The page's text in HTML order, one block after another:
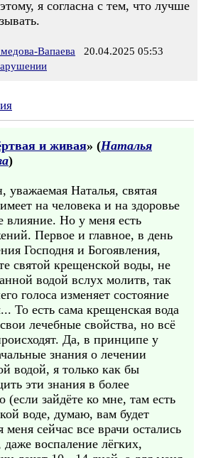
я согласна с тем, что лучше
Вапаева 20.04.2025 05:53
и живая» (Наталья
)
уважаемая Наталья, святая
на человека и на здоровье
влияние. Но у меня есть
Первое и главное, в день
Господня и Богоявления,
святой крещенской воды, не
водой вслух молитв, так
голоса изменяет состояние
То есть сама крещенская вода
лечебные свойства, но всё
Да, в принципе у
знания о лечении
водой, я только как бы
эти знания в более
(если зайдёте ко мне, там есть
воде, думаю, вам будет
сейчас все врачи остались
воспаление лёгких,